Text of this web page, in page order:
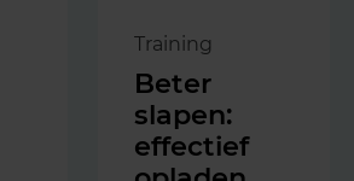
Training
Beter
slapen:
effectief